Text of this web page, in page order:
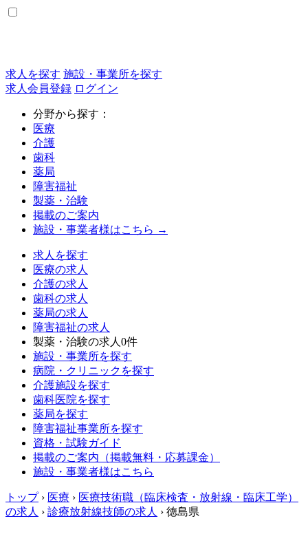
求人を探す 施設・事業所を探す
求人会員登録 ログイン
分野から探す：
医療
介護
歯科
薬局
障害福祉
製薬・治験
掲載のご案内
施設・事業者様はこちら →
求人を探す
医療の求人
介護の求人
歯科の求人
薬局の求人
障害福祉の求人
製薬・治験の求人 0件
施設・事業所を探す
病院・クリニックを探す
介護施設を探す
歯科医院を探す
薬局を探す
障害福祉事業所を探す
資格・試験ガイド
掲載のご案内（掲載無料・応募課金）
施設・事業者様はこちら
トップ › 医療 › 医療技術職（臨床検査・放射線・臨床工学）
の求人 › 診療放射線技師の求人 › 徳島県